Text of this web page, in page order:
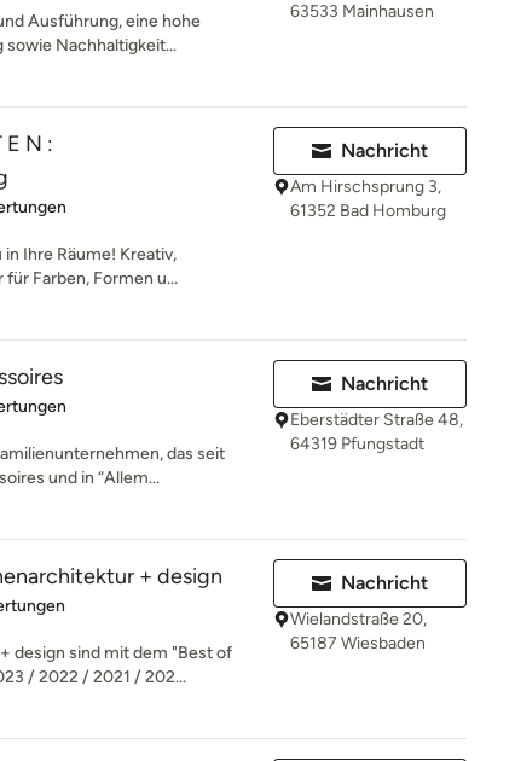
Ausführung, eine hohe
Nachhaltigkeit...
63533 Mainhausen
E N :
4.9 von 5 Sternen
Ihre Räume! Kreativ,
Farben, Formen u...
Nachricht
Am Hirschsprung 3,
61352 Bad Homburg
5 von 5 Sternen
das seit
und in “Allem...
Nachricht
Eberstädter Straße 48,
64319 Pfungstadt
+ design
5 von 5 Sternen
design sind mit dem "Best of
/ 2022 / 2021 / 202...
Nachricht
Wielandstraße 20,
65187 Wiesbaden